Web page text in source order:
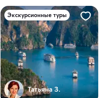
Экскурсионные туры
Татьяна З.